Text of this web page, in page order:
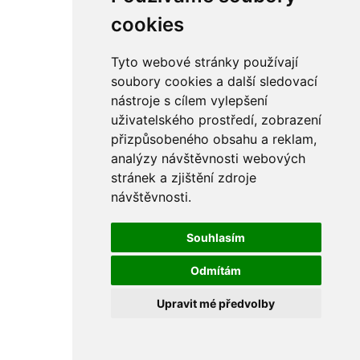
cookies
Tyto webové stránky používají
soubory cookies a další sledovací
nástroje s cílem vylepšení
uživatelského prostředí, zobrazení
přizpůsobeného obsahu a reklam,
analýzy návštěvnosti webových
stránek a zjištění zdroje
návštěvnosti.
Souhlasím
Odmítám
Upravit mé předvolby
řetězy
ostatní části
sekundární
sání
sedla
spojovací materiál
matice
podložky
pojistné kroužky
šrouby
výbava
výfuky a kolena
bowdeny a lanka
filtry
gufera